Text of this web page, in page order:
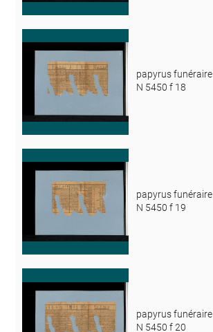
papyrus funéraire
N 5450 f 18
papyrus funéraire
N 5450 f 19
papyrus funéraire
N 5450 f 20